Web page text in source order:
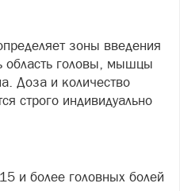
зоны введения
область головы, мышцы
Доза и количество
строго индивидуально
и более головных болей